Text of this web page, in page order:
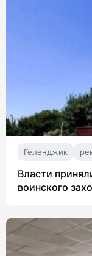
Геленджик
Власти
воинского